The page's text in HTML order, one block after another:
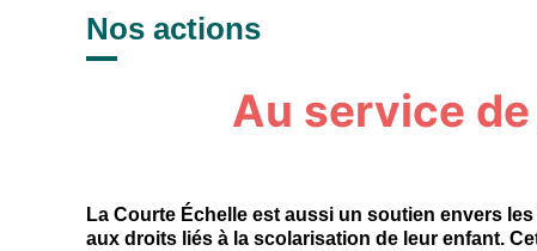
Nos actions
Au service
La Courte Échelle est aussi un soutien envers
aux droits liés à la scolarisation de leur enfant.